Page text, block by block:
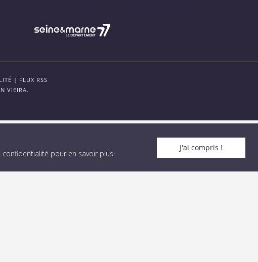
pour en savoir plus.
J'ai compris !
| FLUX RSS
VIEIRA.